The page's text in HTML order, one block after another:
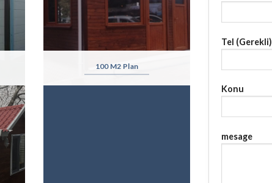
100 M2 Plan
Tel (Gerekli)
Konu
mesage